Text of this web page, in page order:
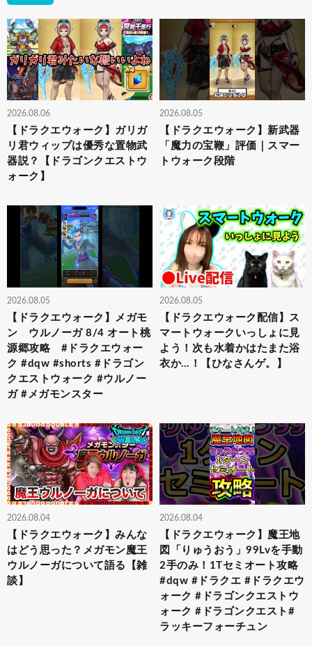
2026.08.06
【ドラクエウォーク】ガリガ
リ君ウィップは優秀な置物武
器説？【ドラゴンクエストウ
ォーク】
2026.08.05
【ドラクエウォーク】新武器
「魔力の宝鞭」評価｜スマー
トウォーク段階
2026.08.05
【ドラクエウォーク】メガモ
ン ウルノーガ 8/4 オート桃
源郷攻略 #ドラクエウォー
ク #dqw #shorts #ドラゴン
クエストウォーク #ウルノー
ガ #メガモンスター
2026.08.05
【ドラクエウォーク配信】ス
マートウォークいっしょに見
よう！次も水着かはたまた浴
衣か…！【ひなさんゲ。】
2026.08.04
【ドラクエウォーク】みんな
はどう思った？メガモン魔王
ウルノーガについて語る【雑
談】
2026.08.04
【ドラクエウォーク】魔王地
図「りゅうおう」99Lvを手動
2手のみ！1Tセミオート攻略
#dqw #ドラクエ #ドラクエウ
ォーク #ドラゴンクエストウ
ォーク #ドラゴンクエスト#
ラッキーフォーチュン